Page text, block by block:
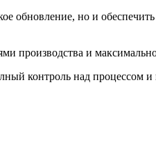
обновление, но и
и
контроль над процессом и